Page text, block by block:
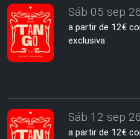
Sáb 05 sep
a partir de 12€
exclusiva
Sáb 12 sep
a partir de 12€